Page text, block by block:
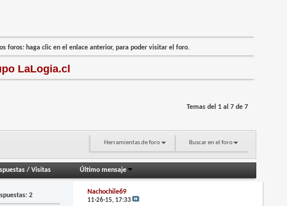
foros: haga clic en el enlace anterior, para poder visitar el foro.
LaLogia.cl
Temas del 1 al 7 de 7
Herramientas de foro Buscar en el foro
/Visitas Último mensaje
2 Nachochile69
11-26-15, 17:33